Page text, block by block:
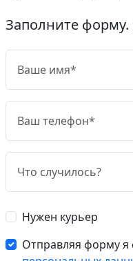
Заполните
Нужен курьер
Отправляя форму я